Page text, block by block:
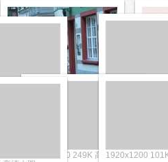
1920x1280 426K 高清大图